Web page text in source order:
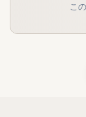
こ